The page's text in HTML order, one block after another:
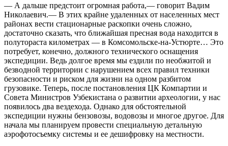
— А дальше предстоит огромная работа,— говорит Вадим
Николаевич.— В этих крайне удаленных от населенных мест
районах вести стационарные раскопки очень сложно,
достаточно сказать, что ближайшая пресная вода находится в
полутораста километрах — в Комсомольске-на-Устюрте… Это
потребует, конечно, должного технического оснащения
экспедиции. Ведь долгое время мы ездили по необжитой и
безводной территории с нарушением всех правил техники
безопасности и риском для жизни на одном разбитом
грузовике. Теперь, после постановления ЦК Компартии и
Совета Министров Узбекистана о развитии археологии, у нас
появилось два вездехода. Однако для обстоятельной
экспедиции нужны бензовозы, водовозы и многое другое. Для
начала мы планируем провести специальную детальную
аэрофотосъемку системы и ее дешифровку на местности.